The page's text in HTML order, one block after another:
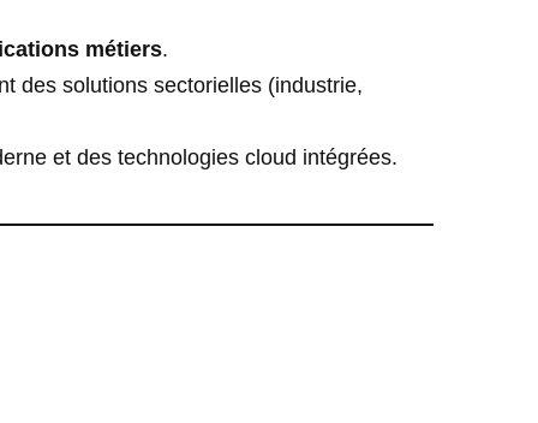
métiers.
des solutions sectorielles (industrie,
et des technologies cloud intégrées.